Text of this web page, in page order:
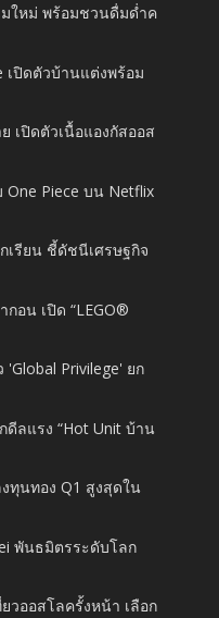
ใหม่ พร้อมชวนดื่มด่ำค
เปิดตัวบ้านแต่งพร้อม
เปิดตัวเนื้อแองกัสออส
One Piece บน Netflix
เรียน ชี้ดัชนีเศรษฐกิจ
กอน เปิด “LEGO®
Privilege' ยก
ดีลแรง “Hot Unit บ้าน
ทุนทอง Q1 สูงสุดใน
พันธมิตรระดับโลก
วออสโลครั้งหน้า เลือก